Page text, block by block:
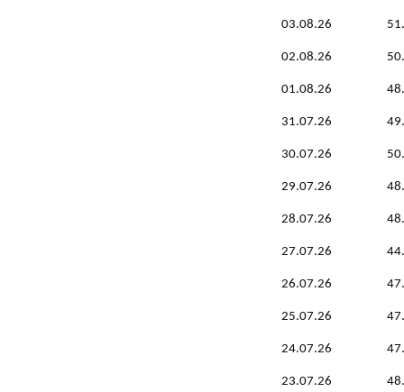
03.08.26
02.08.26
01.08.26
31.07.26
30.07.26
29.07.26
28.07.26
27.07.26
26.07.26
25.07.26
24.07.26
23.07.26